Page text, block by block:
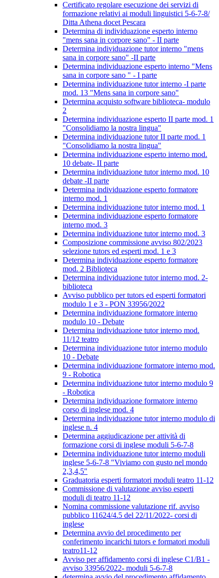
Certificato regolare esecuzione dei servizi di
formazione relativi ai moduli linguistici 5-6-7-8/
Ditta Athena docet Pescara
Determina di individuazione esperto interno
"mens sana in corpore sano" - II parte
Determina individuazione tutor interno "mens
sana in corpore sano" -II parte
Determina individuazione esperto interno "Mens
sana in corpore sano " - I parte
Determina individuazione tutor interno -I parte
mod. 13 "Mens sana in corpore sano"
Determina acquisto software biblioteca- modulo
2
Determina individuazione esperto II parte mod. 1
"Consolidiamo la nostra lingua"
Determina individuazione tutor II parte mod. 1
"Consolidiamo la nostra lingua"
Determina individuazione esperto interno mod.
10 debate- II parte
Determina individuazione tutor interno mod. 10
debate -II parte
Determina individuazione esperto formatore
interno mod. 1
Determina individuazione tutor interno mod. 1
Determina individuazione esperto formatore
interno mod. 3
Determina individuazione tutor interno mod. 3
Composizione commissione avviso 802/2023
selezione tutors ed esperti mod. 1 e 3
Determina individuazione esperto formatore
mod. 2 Biblioteca
Determina individuazione tutor interno mod. 2-
biblioteca
Avviso pubblico per tutors ed esperti formatori
modulo 1 e 3 - PON 33956/2022
Determina individuazione formatore interno
modulo 10 - Debate
Determina individuazione tutor interno mod.
11/12 teatro
Determina individuazione tutor interno modulo
10 - Debate
Determina individuazione formatore interno mod.
9 - Robotica
Determina individuazione tutor interno modulo 9
- Robotica
Determina individuazione formatore interno
corso di inglese mod. 4
Determina individuazione tutor interno modulo di
inglese n. 4
Determina aggiudicazione per attività di
formazione corsi di inglese moduli 5-6-7-8
Determina individuazione tutor interno moduli
inglese 5-6-7-8 "Viviamo con gusto nel mondo
2,3,4,5"
Graduatoria esperti formatori moduli teatro 11-12
Commissione di valutazione avviso esperti
moduli di teatro 11-12
Nomina commissione valutazione rif. avviso
pubblico 11624/4.5 del 22/11/2022- corsi di
inglese
Determina avvio del procedimento per
conferimento incarichi tutors e formatori moduli
teatro11-12
Avviso per affidamento corsi di inglese C1/B1 -
avviso 33956/2022- moduli 5-6-7-8